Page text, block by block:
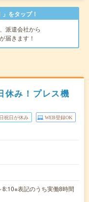
をタップ！
派遣会社から
が届きます！
休み！プレス機
祝日が休み WEB登録OK
表記のうち実働8時間